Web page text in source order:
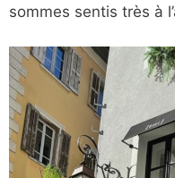
sommes sentis très à